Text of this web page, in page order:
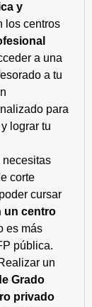
y
los centros
a una
a tu
para
lograr tu
necesitas
corte
cursar
un centro
es más
pública.
un
Grado
privado